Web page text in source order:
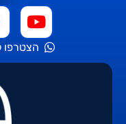
הצטרפו